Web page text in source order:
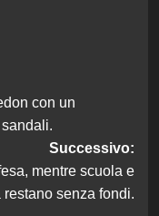
con un
Successivo:
mentre scuola e
restano senza fondi.